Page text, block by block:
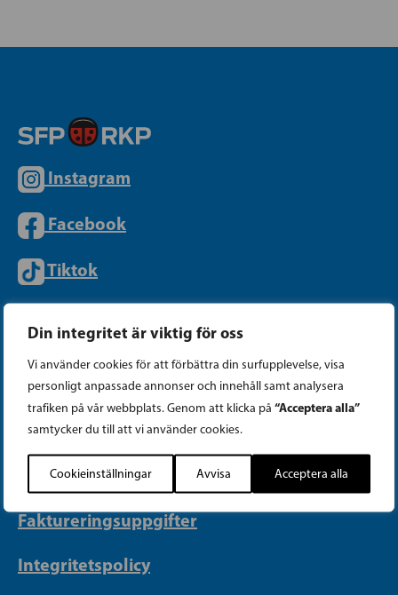
Din integritet är viktig för oss
Vi använder cookies för att förbättra din surfupplevelse, visa
personligt anpassade annonser och innehåll samt analysera
trafiken på vår webbplats. Genom att klicka på “Acceptera alla”
samtycker du till att vi använder cookies.
Cookieinställningar Avvisa Acceptera alla
Instagram
Facebook
Tiktok
PARTIKANSLIET
Telefon (09) 693 070
PB 430, 00101 Helsingfors
Georgsgatan 27, 00100 Helsingfors
info@sfp.fi
Faktureringsuppgifter
Integritetspolicy